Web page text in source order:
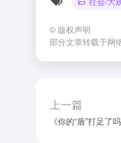
© 版权声明
部分文章转载于网
上一篇
《你的“盾”打足